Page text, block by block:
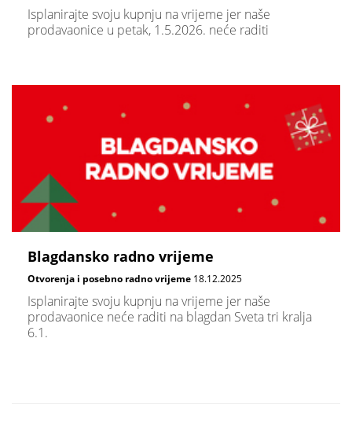
Isplanirajte svoju kupnju na vrijeme jer naše
prodavaonice u petak, 1.5.2026. neće raditi
Blagdansko radno vrijeme
Otvorenja i posebno radno vrijeme 18.12.2025
Isplanirajte svoju kupnju na vrijeme jer naše
prodavaonice neće raditi na blagdan Sveta tri kralja
6.1.